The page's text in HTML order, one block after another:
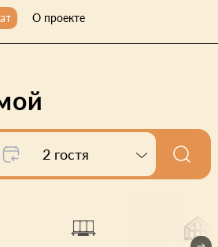
О проекте
2 гостя